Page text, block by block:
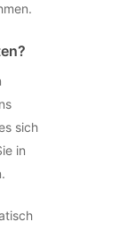
sich
in